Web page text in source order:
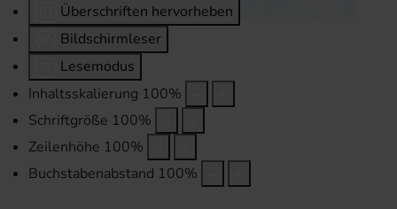
Überschriften hervorheben
Bildschirmleser
Lesemodus
Inhaltsskalierung 100%
Schriftgröße 100%
Zeilenhöhe 100%
Buchstabenabstand 100%